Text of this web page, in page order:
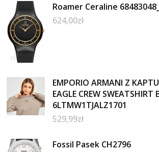
Roamer Ceraline
624,00zł
EMPORIO ARMANI Z
EAGLE CREW SWEATSHIRT
6LTMW1TJALZ1701
529,99zł
Fossil Pasek CH2796